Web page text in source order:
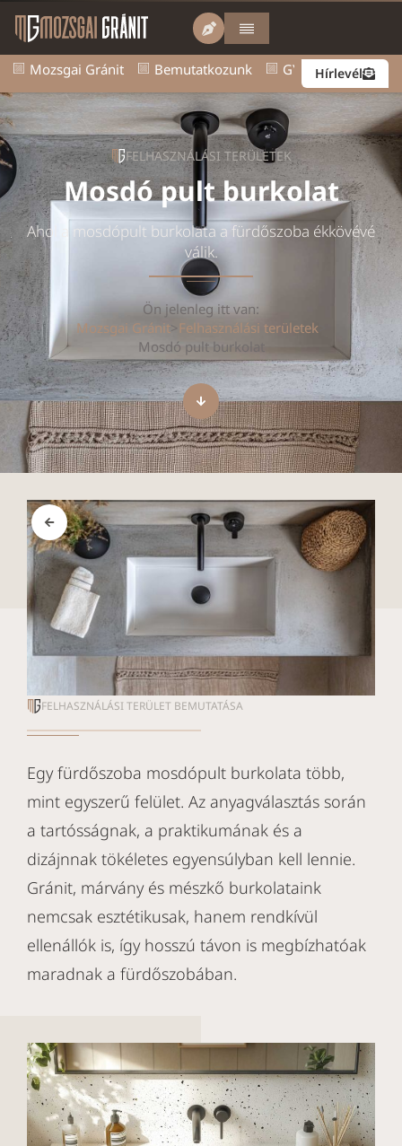
Mozsgai Gránit Bemutatkozunk GY.I.K.Hírlevél
FELHASZNÁLÁSI TERÜLETEK
Mosdó pult burkolat
Ahol a mosdópult burkolata a fürdőszoba ékkövévé
válik.
Ön jelenleg itt van:
Mozsgai Gránit> Felhasználási területek>
Mosdó pult burkolat
FELHASZNÁLÁSI TERÜLET BEMUTATÁSA
Egy fürdőszoba mosdópult burkolata több,
mint egyszerű felület. Az anyagválasztás során
a tartósságnak, a praktikumának és a
dizájnnak tökéletes egyensúlyban kell lennie.
Gránit, márvány és mészkő burkolataink
nemcsak esztétikusak, hanem rendkívül
ellenállók is, így hosszú távon is megbízhatóak
maradnak a fürdőszobában.